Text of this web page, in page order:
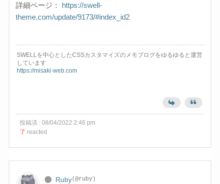
詳細ページ： https://swell-
theme.com/update/9173/#index_id2
SWELLを中心としたCSSカスタマイズのメモブログをゆるゆると運営
しています
https://misaki-web.com
投稿済 : 08/04/2022 2:46 pm
了 reacted
Ruby(@ruby)